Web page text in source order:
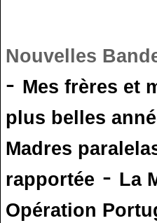
Nouvelles
- Mes frères et
plus belles
Madres
rapportée - La
Opération